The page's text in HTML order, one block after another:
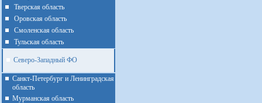
Тверская область
Оровская область
Смоленская область
Тульская область
Северо-Западный ФО
Санкт-Петербург и Ленинградская
область
Мурманская область